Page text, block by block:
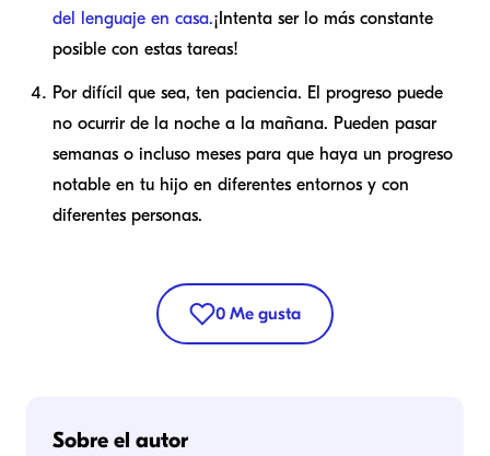
del lenguaje en casa.¡Intenta ser lo más constante
posible con estas tareas!
Por difícil que sea, ten paciencia. El progreso puede
no ocurrir de la noche a la mañana. Pueden pasar
semanas o incluso meses para que haya un progreso
notable en tu hijo en diferentes entornos y con
diferentes personas.
0 Me gusta
Sobre el autor